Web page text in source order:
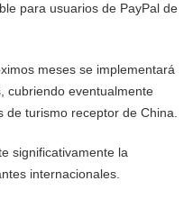
para usuarios de PayPal de
meses se implementará
cubriendo eventualmente
turismo receptor de China.
significativamente la
internacionales.